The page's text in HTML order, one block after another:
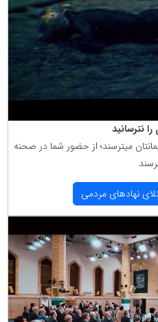
نترسانید
میترسند؛ از حضور شما در صحنه
نهادهای مردمی